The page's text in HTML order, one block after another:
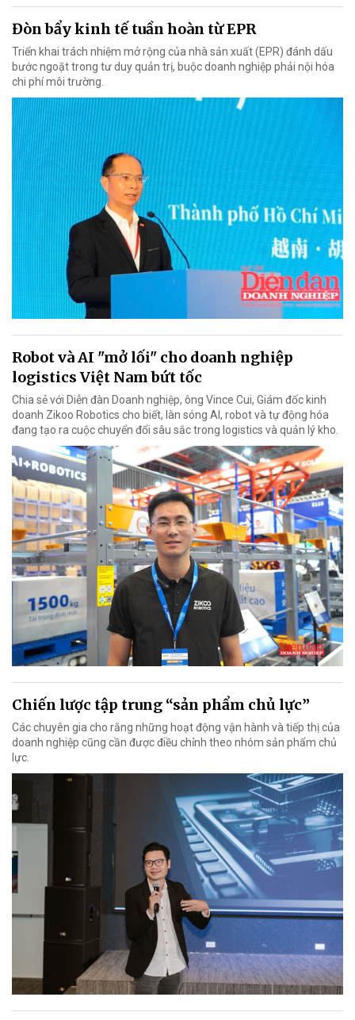
Đòn bẩy kinh tế tuần hoàn từ EPR
Triển khai trách nhiệm mở rộng của nhà sản xuất (EPR) đánh dấu
bước ngoặt trong tư duy quản trị, buộc doanh nghiệp phải nội hóa
chi phí môi trường.
Robot và AI "mở lối" cho doanh nghiệp
logistics Việt Nam bứt tốc
Chia sẻ với Diễn đàn Doanh nghiệp, ông Vince Cui, Giám đốc kinh
doanh Zikoo Robotics cho biết, làn sóng AI, robot và tự động hóa
đang tạo ra cuộc chuyển đổi sâu sắc trong logistics và quản lý kho.
Chiến lược tập trung “sản phẩm chủ lực”
Các chuyên gia cho rằng những hoạt động vận hành và tiếp thị của
doanh nghiệp cũng cần được điều chỉnh theo nhóm sản phẩm chủ
lực.